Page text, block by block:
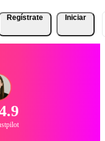
Regístrate Iniciar